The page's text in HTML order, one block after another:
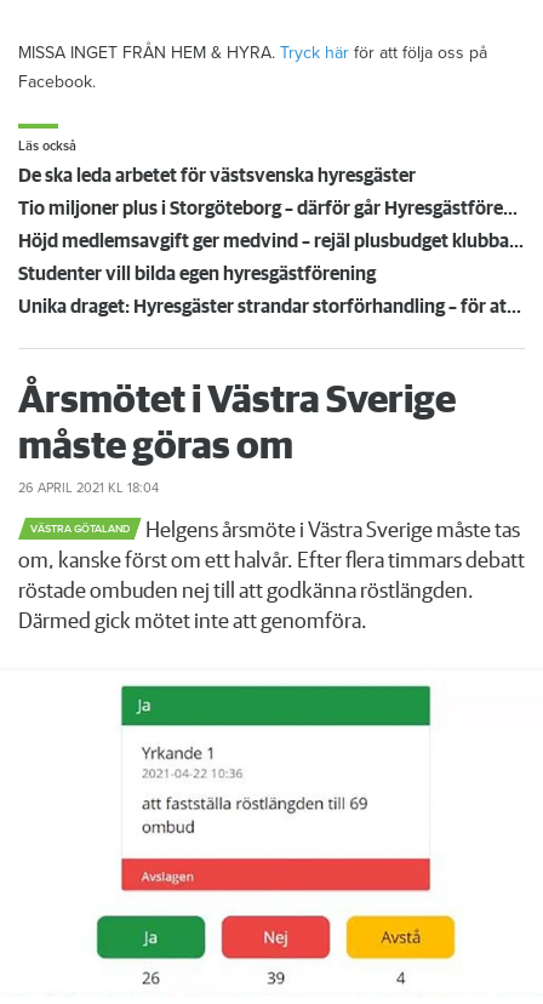
MISSA INGET FRÅN HEM & HYRA. Tryck här för att följa oss på
Facebook.
Läs också
De ska leda arbetet för västsvenska hyresgäster
Tio miljoner plus i Storgöteborg – därför går Hyresgästföreningen med storvinst
Höjd medlemsavgift ger medvind – rejäl plusbudget klubbad i Storgöteborg
Studenter vill bilda egen hyresgästförening
Unika draget: Hyresgäster strandar storförhandling – för att tvinga fram förhandling
Årsmötet i Västra Sverige
måste göras om
26 APRIL 2021 KL 18:04
VÄSTRA GÖTALAND
Helgens årsmöte i Västra Sverige måste tas
om, kanske först om ett halvår. Efter flera timmars debatt
röstade ombuden nej till att godkänna röstlängden.
Därmed gick mötet inte att genomföra.